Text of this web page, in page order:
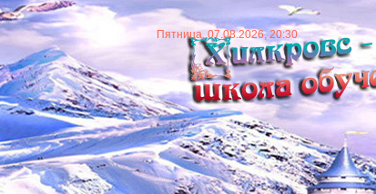
Пятница, 07.08.2026, 20:30